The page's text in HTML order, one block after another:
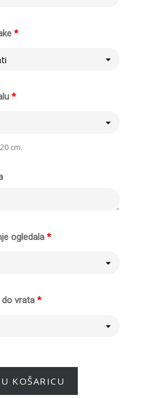
*
*
cm.
*
ogledala
*
vrata
KOŠARICU